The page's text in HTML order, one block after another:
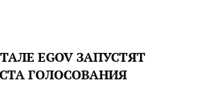
EGOV ЗАПУСТЯТ
ГОЛОСОВАНИЯ